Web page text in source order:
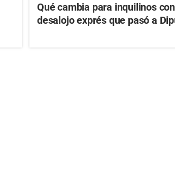
Qué cambia para inquilinos
desalojo exprés que pasó a